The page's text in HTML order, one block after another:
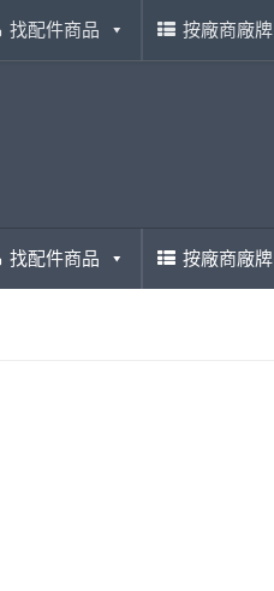
找配件商品 按廠商廠牌
找配件商品 按廠商廠牌